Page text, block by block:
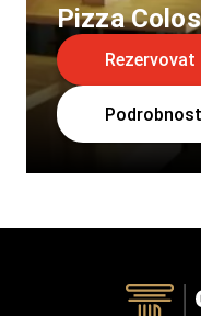
Pizza
Rezervovat